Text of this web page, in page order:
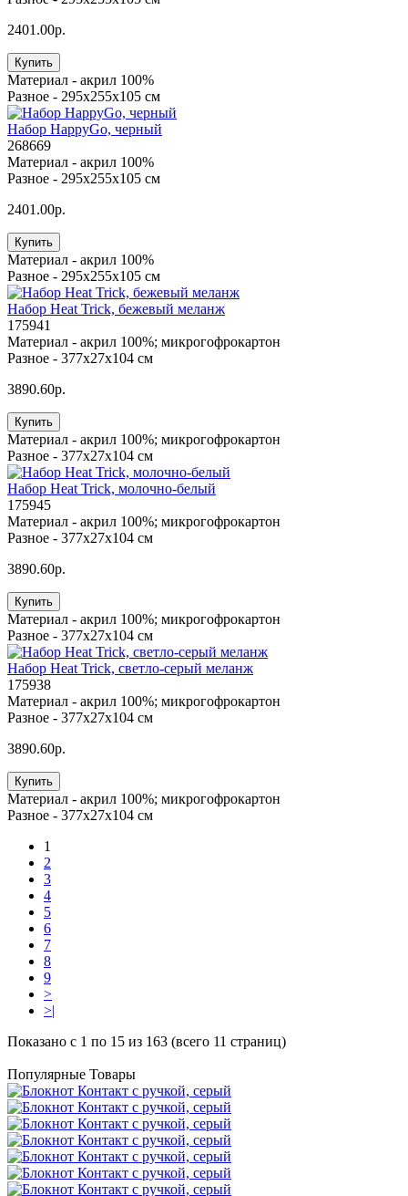
2401.00р.
Купить
Материал - акрил 100%
Разное - 295х255х105 см
Набор HappyGo, черный
268669
Материал - акрил 100%
Разное - 295х255х105 см
2401.00р.
Купить
Материал - акрил 100%
Разное - 295х255х105 см
Набор Heat Trick, бежевый меланж
175941
Материал - акрил 100%; микрогофрокартон
Разное - 377х27х104 см
3890.60р.
Купить
Материал - акрил 100%; микрогофрокартон
Разное - 377х27х104 см
Набор Heat Trick, молочно-белый
175945
Материал - акрил 100%; микрогофрокартон
Разное - 377х27х104 см
3890.60р.
Купить
Материал - акрил 100%; микрогофрокартон
Разное - 377х27х104 см
Набор Heat Trick, светло-серый меланж
175938
Материал - акрил 100%; микрогофрокартон
Разное - 377х27х104 см
3890.60р.
Купить
Материал - акрил 100%; микрогофрокартон
Разное - 377х27х104 см
1
2
3
4
5
6
7
8
9
>
>|
Показано с 1 по 15 из 163 (всего 11 страниц)
Популярные Товары